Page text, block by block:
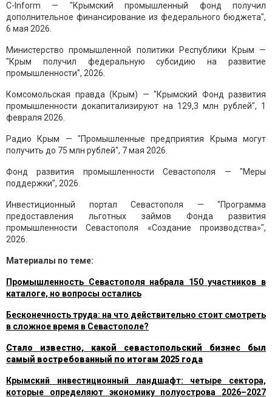
C-Inform — "Крымский промышленный фонд получил
дополнительное финансирование из федерального бюджета",
6 мая 2026.
Министерство промышленной политики Республики Крым —
"Крым получил федеральную субсидию на развитие
промышленности", 2026.
Комсомольская правда (Крым) — "Крымский Фонд развития
промышленности докапитализируют на 129,3 млн рублей", 1
февраля 2026.
Радио Крым — "Промышленные предприятия Крыма могут
получить до 75 млн рублей", 7 мая 2026.
Фонд развития промышленности Севастополя — "Меры
поддержки", 2026.
Инвестиционный портал Севастополя — "Программа
предоставления льготных займов Фонда развития
промышленности Севастополя «Создание производства»",
2026.
Материалы по теме:
Промышленность Севастополя набрала 150 участников в
каталоге, но вопросы остались
Бесконечность труда: на что действительно стоит смотреть
в сложное время в Севастополе?
Стало известно, какой севастопольский бизнес был
самый востребованный по итогам 2025 года
Крымский инвестиционный ландшафт: четыре сектора,
которые определяют экономику полуострова 2026–2027